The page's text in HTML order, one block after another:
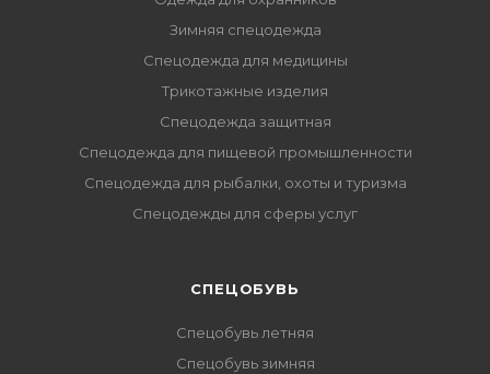
Зимняя спецодежда
Спецодежда для медицины
Трикотажные изделия
Спецодежда защитная
Спецодежда для пищевой промышленности
Спецодежда для рыбалки, охоты и туризма
Спецодежды для сферы услуг
CПЕЦОБУВЬ
Спецобувь летняя
Спецобувь зимняя